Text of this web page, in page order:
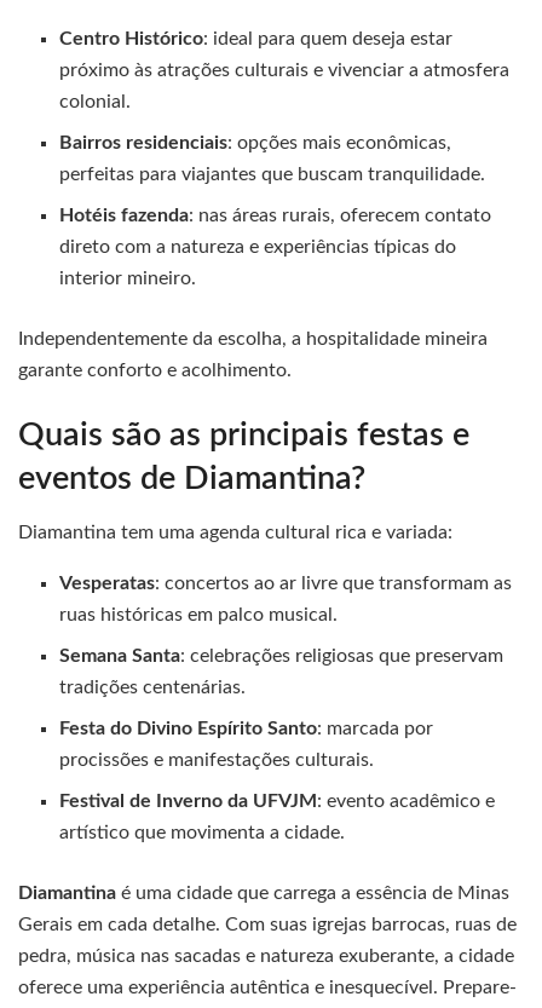
Centro Histórico: ideal para quem deseja estar
próximo às atrações culturais e vivenciar a atmosfera
colonial.
Bairros residenciais: opções mais econômicas,
perfeitas para viajantes que buscam tranquilidade.
Hotéis fazenda: nas áreas rurais, oferecem contato
direto com a natureza e experiências típicas do
interior mineiro.
Independentemente da escolha, a hospitalidade mineira
garante conforto e acolhimento.
Quais são as principais festas e
eventos de Diamantina?
Diamantina tem uma agenda cultural rica e variada:
Vesperatas: concertos ao ar livre que transformam as
ruas históricas em palco musical.
Semana Santa: celebrações religiosas que preservam
tradições centenárias.
Festa do Divino Espírito Santo: marcada por
procissões e manifestações culturais.
Festival de Inverno da UFVJM : evento acadêmico e
artístico que movimenta a cidade.
Diamantina é uma cidade que carrega a essência de Minas
Gerais em cada detalhe. Com suas igrejas barrocas, ruas de
pedra, música nas sacadas e natureza exuberante, a cidade
oferece uma experiência autêntica e inesquecível. Prepare-